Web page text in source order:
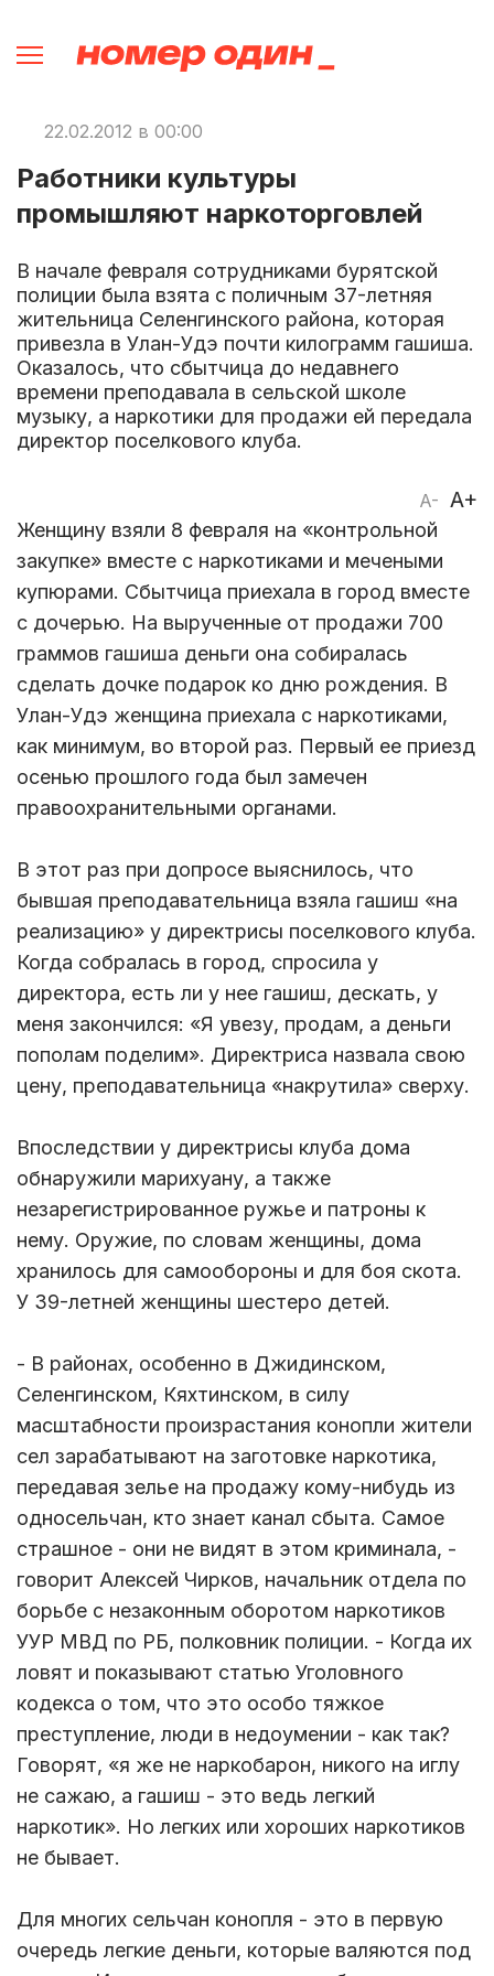
22.02.2012 в 00:00
Работники культуры
промышляют наркоторговлей
В начале февраля сотрудниками бурятской
полиции была взята с поличным 37-летняя
жительница Селенгинского района, которая
привезла в Улан-Удэ почти килограмм гашиша.
Оказалось, что сбытчица до недавнего
времени преподавала в сельской школе
музыку, а наркотики для продажи ей передала
директор поселкового клуба.
A- A+
Женщину взяли 8 февраля на «контрольной
закупке» вместе с наркотиками и мечеными
купюрами. Сбытчица приехала в город вместе
с дочерью. На вырученные от продажи 700
граммов гашиша деньги она собиралась
сделать дочке подарок ко дню рождения. В
Улан-Удэ женщина приехала с наркотиками,
как минимум, во второй раз. Первый ее приезд
осенью прошлого года был замечен
правоохранительными органами.
В этот раз при допросе выяснилось, что
бывшая преподавательница взяла гашиш «на
реализацию» у директрисы поселкового клуба.
Когда собралась в город, спросила у
директора, есть ли у нее гашиш, дескать, у
меня закончился: «Я увезу, продам, а деньги
пополам поделим». Директриса назвала свою
цену, преподавательница «накрутила» сверху.
Впоследствии у директрисы клуба дома
обнаружили марихуану, а также
незарегистрированное ружье и патроны к
нему. Оружие, по словам женщины, дома
хранилось для самообороны и для боя скота.
У 39-летней женщины шестеро детей.
- В районах, особенно в Джидинском,
Селенгинском, Кяхтинском, в силу
масштабности произрастания конопли жители
сел зарабатывают на заготовке наркотика,
передавая зелье на продажу кому-нибудь из
односельчан, кто знает канал сбыта. Самое
страшное - они не видят в этом криминала, -
говорит Алексей Чирков, начальник отдела по
борьбе с незаконным оборотом наркотиков
УУР МВД по РБ, полковник полиции. - Когда их
ловят и показывают статью Уголовного
кодекса о том, что это особо тяжкое
преступление, люди в недоумении - как так?
Говорят, «я же не наркобарон, никого на иглу
не сажаю, а гашиш - это ведь легкий
наркотик». Но легких или хороших наркотиков
не бывает.
Для многих сельчан конопля - это в первую
очередь легкие деньги, которые валяются под